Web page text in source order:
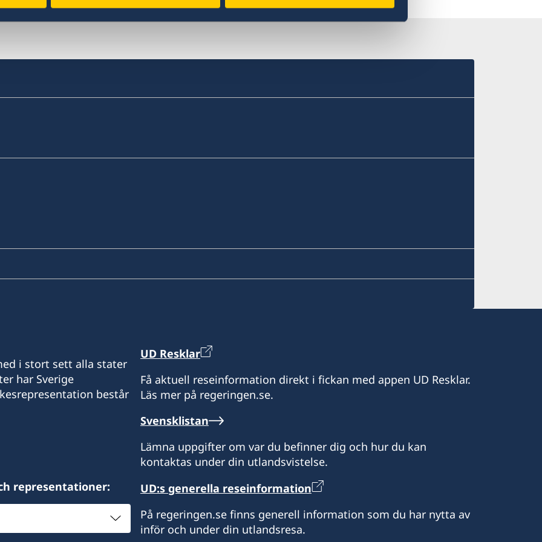
i stort sett alla stater
har Sverige
består
representationer:
UD Resklar
Få aktuell reseinformation direkt i fickan med appen UD Resklar.
Läs mer på regeringen.se.
Svensklistan
Lämna uppgifter om var du befinner dig och hur du kan
kontaktas under din utlandsvistelse.
UD:s generella reseinformation
På regeringen.se finns generell information som du har nytta av
inför och under din utlandsresa.